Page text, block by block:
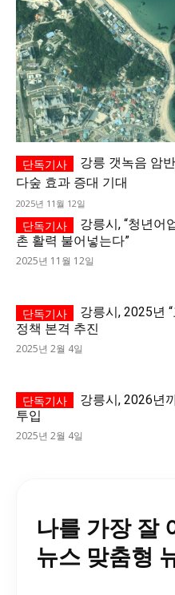
강릉 갯녹음 암
다숲 효과 증대 기대
2025년 11월 12일
강릉시, “청년어
촌 활력 불어넣는다”
2025년 11월 12일
강릉시, 2025년
정책 본격 추진
2025년 2월 4일
강릉시, 2026년
투입
2025년 2월 4일
나를 가장 잘
뉴스 맞춤형